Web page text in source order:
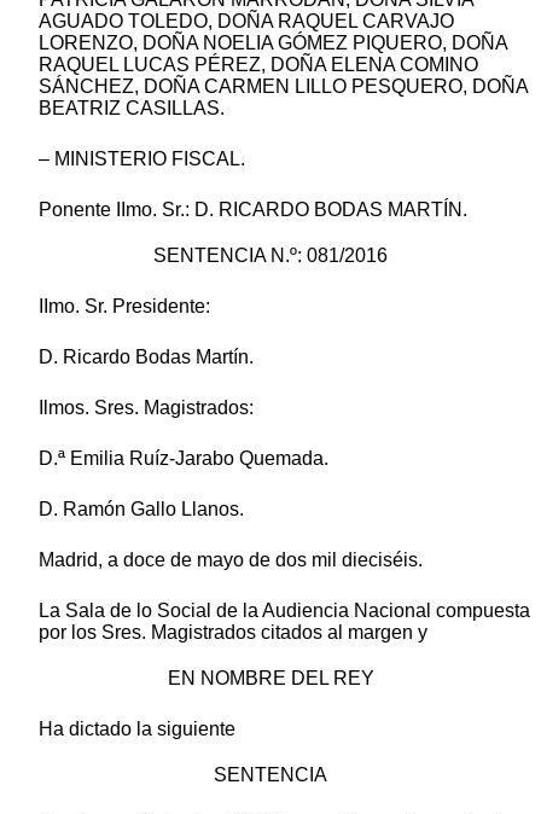
AGUADO TOLEDO, DOÑA RAQUEL CARVAJO
LORENZO, DOÑA NOELIA GÓMEZ PIQUERO, DOÑA
RAQUEL LUCAS PÉREZ, DOÑA ELENA COMINO
SÁNCHEZ, DOÑA CARMEN LILLO PESQUERO, DOÑA
BEATRIZ CASILLAS.
– MINISTERIO FISCAL.
Ponente IImo. Sr.: D. RICARDO BODAS MARTÍN.
SENTENCIA N.º: 081/2016
IImo. Sr. Presidente:
D. Ricardo Bodas Martín.
Ilmos. Sres. Magistrados:
D.ª Emilia Ruíz-Jarabo Quemada.
D. Ramón Gallo Llanos.
Madrid, a doce de mayo de dos mil dieciséis.
La Sala de lo Social de la Audiencia Nacional compuesta
por los Sres. Magistrados citados al margen y
EN NOMBRE DEL REY
Ha dictado la siguiente
SENTENCIA